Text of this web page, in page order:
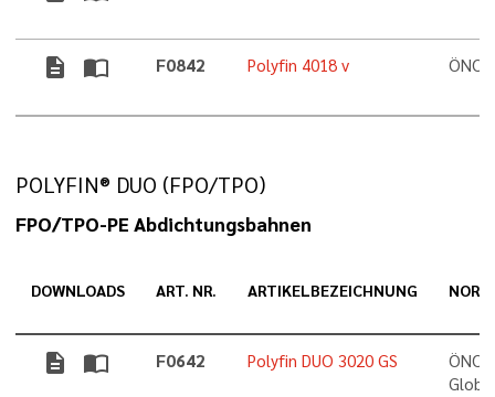
description import_contacts F0842 Polyfin 4018 v
POLYFIN® DUO (FPO/TPO)
FPO/TPO-PE Abdichtungsbahnen
DOWNLOADS ART. NR. ARTIKELBEZEICHNUNG
description import_contacts F0642 Polyfin DUO 3020 GS